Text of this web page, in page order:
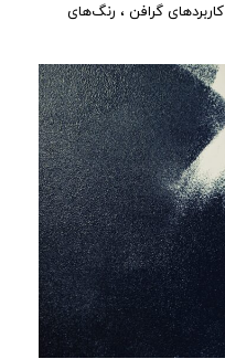
کاربردهای گرافن ، رنگ‌های